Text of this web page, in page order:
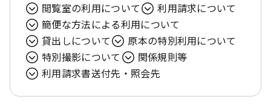
閲覧室の利用について
利用請求について
簡便な方法による利用について
貸出しについて
原本の特別利用について
特別撮影について
関係規則等
利用請求書送付先・照会先